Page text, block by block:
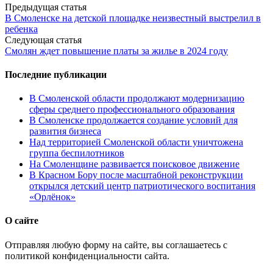
Post
navigation
Предыдущая статья
В Смоленске на детской площадке неизвестный выстрелил в
ребенка
Следующая статья
Смолян ждет повышение платы за жилье в 2024 году
Последние публикации
В Смоленской области продолжают модернизацию
сферы среднего профессионального образования
В Смоленске продолжается создание условий для
развития бизнеса
Над территорией Смоленской области уничтожена
группа беспилотников
На Смоленщине развивается поисковое движение
В Красном Бору после масштабной реконструкции
открылся детский центр патриотического воспитания
«Орлёнок»
О сайте
Отправляя любую форму на сайте, вы соглашаетесь с
политикой конфиденциальности сайта.